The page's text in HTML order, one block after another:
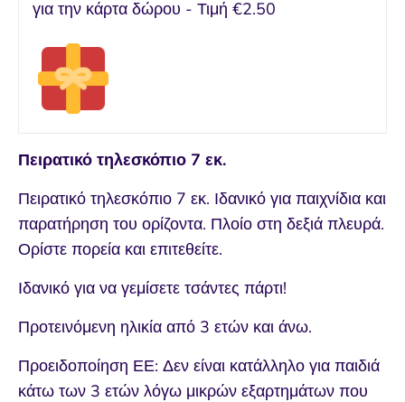
για την κάρτα δώρου - Τιμή €2.50
Πειρατικό τηλεσκόπιο 7 εκ.
Πειρατικό τηλεσκόπιο 7 εκ. Ιδανικό για παιχνίδια και
παρατήρηση του ορίζοντα. Πλοίο στη δεξιά πλευρά.
Ορίστε πορεία και επιτεθείτε.
Ιδανικό για να γεμίσετε τσάντες πάρτι!
Προτεινόμενη ηλικία από 3 ετών και άνω.
Προειδοποίηση ΕΕ: Δεν είναι κατάλληλο για παιδιά
κάτω των 3 ετών λόγω μικρών εξαρτημάτων που